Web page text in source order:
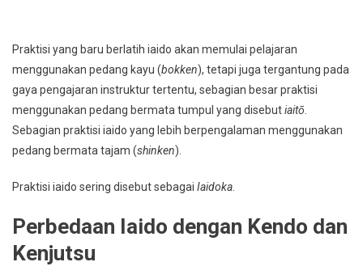
Praktisi yang baru berlatih iaido akan memulai pelajaran
menggunakan pedang kayu (bokken), tetapi juga tergantung pada
gaya pengajaran instruktur tertentu, sebagian besar praktisi
menggunakan pedang bermata tumpul yang disebutiaitō
Sebagian praktisi iaido yang lebih berpengalaman menggunakan
pedang bermata tajam (shinken).
Praktisi iaido sering disebut sebagai Iaidoka
Perbedaan Iaido dengan Kendo dan
Kenjutsu